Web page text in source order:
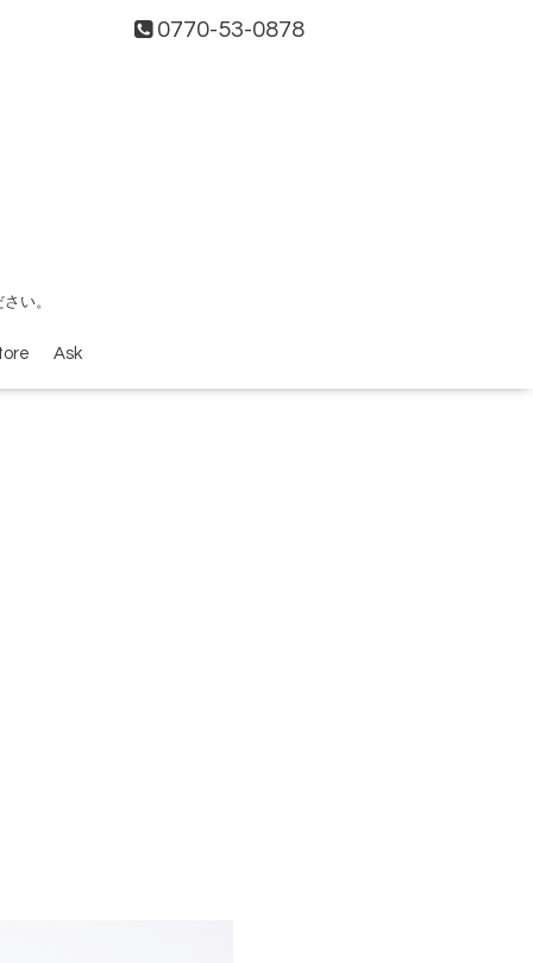
0770-53-0878
い。
Ask